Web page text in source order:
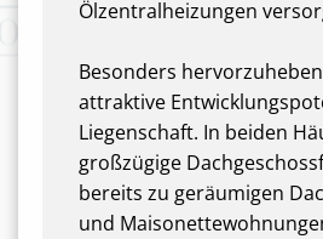
Ölzentralheizungen
Besonders
attraktive
Liegenschaft. In beiden
großzügige
bereits zu geräumigen
und